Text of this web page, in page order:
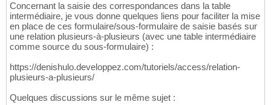
Concernant la saisie des correspondances dans la table
intermédiaire, je vous donne quelques liens pour faciliter la mise
en place de ces formulaire/sous-formulaire de saisie basés sur
une relation plusieurs-à-plusieurs (avec une table intermédiaire
comme source du sous-formulaire) :
https://denishulo.developpez.com/tutoriels/access/relation-
plusieurs-a-plusieurs/
Quelques discussions sur le même sujet :